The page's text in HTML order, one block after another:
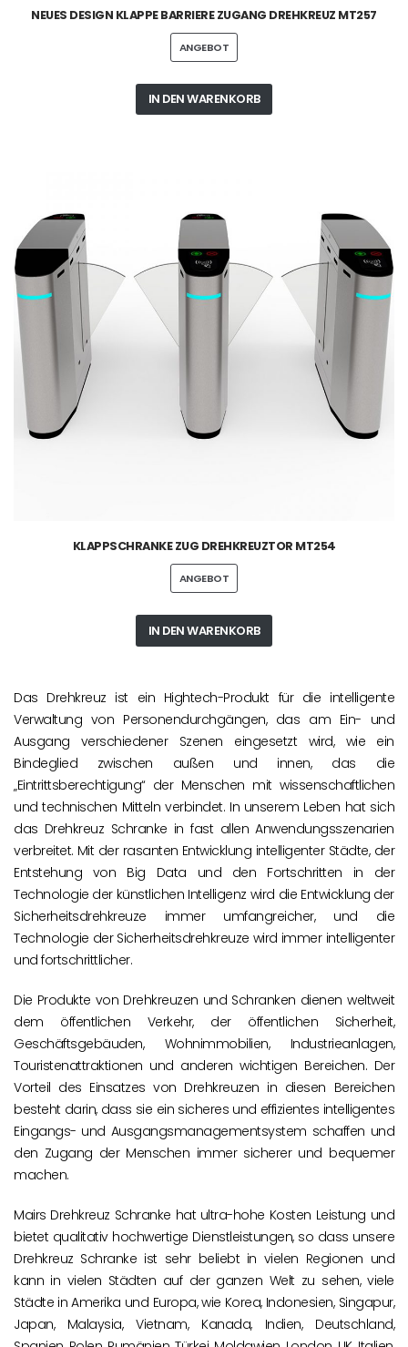
NEUES DESIGN KLAPPE BARRIERE ZUGANG DREHKREUZ MT257
ANGEBOT
IN DEN WARENKORB
KLAPPSCHRANKE ZUG DREHKREUZTOR MT254
ANGEBOT
IN DEN WARENKORB
Das Drehkreuz ist ein Hightech-Produkt für die intelligente
Verwaltung von Personendurchgängen, das am Ein- und
Ausgang verschiedener Szenen eingesetzt wird, wie ein
Bindeglied zwischen außen und innen, das die
„Eintrittsberechtigung“ der Menschen mit wissenschaftlichen
und technischen Mitteln verbindet. In unserem Leben hat sich
das Drehkreuz Schranke in fast allen Anwendungsszenarien
verbreitet. Mit der rasanten Entwicklung intelligenter Städte, der
Entstehung von Big Data und den Fortschritten in der
Technologie der künstlichen Intelligenz wird die Entwicklung der
Sicherheitsdrehkreuze immer umfangreicher, und die
Technologie der Sicherheitsdrehkreuze wird immer intelligenter
und fortschrittlicher.
Die Produkte von Drehkreuzen und Schranken dienen weltweit
dem öffentlichen Verkehr, der öffentlichen Sicherheit,
Geschäftsgebäuden, Wohnimmobilien, Industrieanlagen,
Touristenattraktionen und anderen wichtigen Bereichen. Der
Vorteil des Einsatzes von Drehkreuzen in diesen Bereichen
besteht darin, dass sie ein sicheres und effizientes intelligentes
Eingangs- und Ausgangsmanagementsystem schaffen und
den Zugang der Menschen immer sicherer und bequemer
machen.
Mairs Drehkreuz Schranke hat ultra-hohe Kosten Leistung und
bietet qualitativ hochwertige Dienstleistungen, so dass unsere
Drehkreuz Schranke ist sehr beliebt in vielen Regionen und
kann in vielen Städten auf der ganzen Welt zu sehen, viele
Städte in Amerika und Europa, wie Korea, Indonesien, Singapur,
Japan, Malaysia, Vietnam, Kanada, Indien, Deutschland,